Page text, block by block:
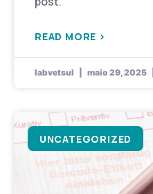
READ MORE >
labvetsul maio 29, 2025
UNCATEGORIZED